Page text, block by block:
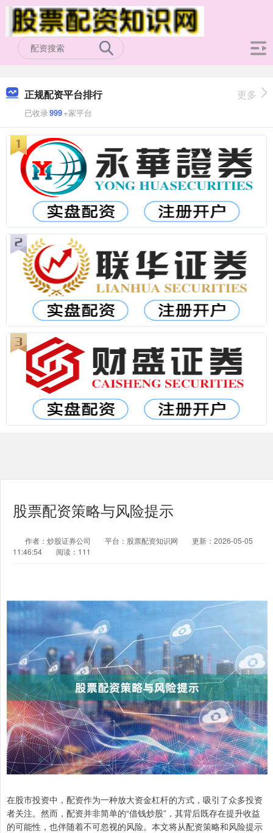
正规配资平台排行
已收录999+家平台
更多
股票配资策略与风险提示
作者：炒股证券公司 平台：股票配资知识网
更新：2026-05-05
11:46:54
阅读：111
在股市投资中，配资作为一种放大资金杠杆的方式，吸引了众多投资
者关注。然而，配资并非简单的“借钱炒股”，其背后既存在提升收益
的可能性，也伴随着不可忽视的风险。本文将从配资策略和风险提示